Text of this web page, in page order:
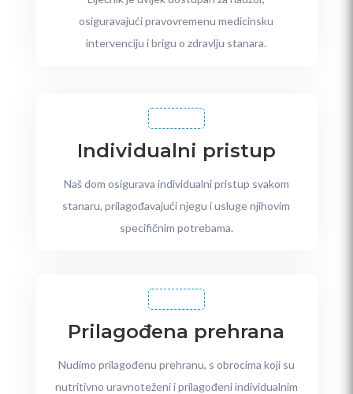
osiguravajući pravovremenu medicinsku
intervenciju i brigu o zdravlju stanara.
Individualni pristup
Naš dom osigurava individualni pristup svakom
stanaru, prilagođavajući njegu i usluge njihovim
specifičnim potrebama.
Prilagođena prehrana
Nudimo prilagođenu prehranu, s obrocima koji su
nutritivno uravnoteženi i prilagođeni individualnim